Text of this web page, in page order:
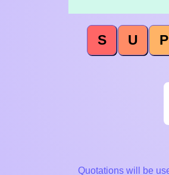
S U P
Quotations will be